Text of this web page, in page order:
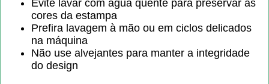
Evite lavar com água quente para preservar as
cores da estampa
Prefira lavagem à mão ou em ciclos delicados
na máquina
Não use alvejantes para manter a integridade
do design